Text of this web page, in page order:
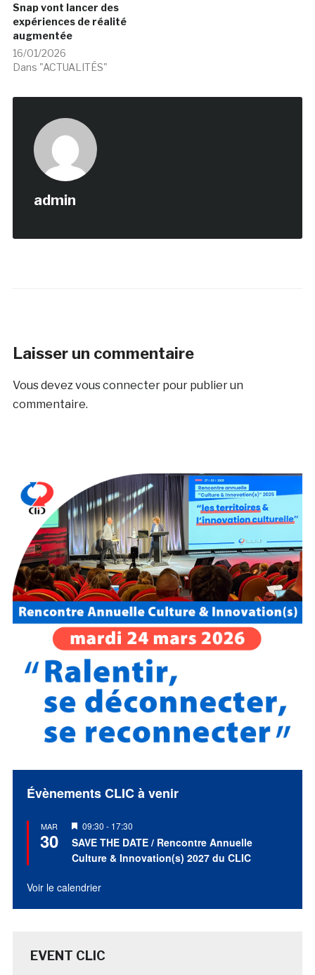
Snap vont lancer des
expériences de réalité
augmentée
16/01/2026
Dans "ACTUALITÉS"
admin
Laisser un commentaire
Vous devez vous connecterpour publier un
commentaire.
Évènements CLIC à venir
MAR
30
Mis
en
avant
09:30 - 17:30
SAVE THE DATE / Rencontre Annuelle
Culture & Innovation(s) 2027 du CLIC
Voir le calendrier
EVENT CLIC